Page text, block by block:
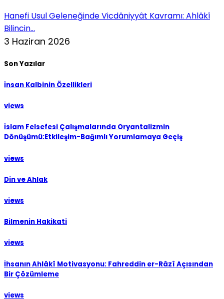
Hanefi Usul Geleneğinde Vicdâniyyât Kavramı: Ahlâkî
Bilincin...
3 Haziran 2026
Son Yazılar
İnsan Kalbinin Özellikleri
views
İslam Felsefesi Çalışmalarında Oryantalizmin
Dönüşümü:Etkileşim-Bağımlı Yorumlamaya Geçiş
views
Din ve Ahlak
views
Bilmenin Hakikati
views
İhsanın Ahlâkî Motivasyonu: Fahreddin er-Râzî Açısından
Bir Çözümleme
views